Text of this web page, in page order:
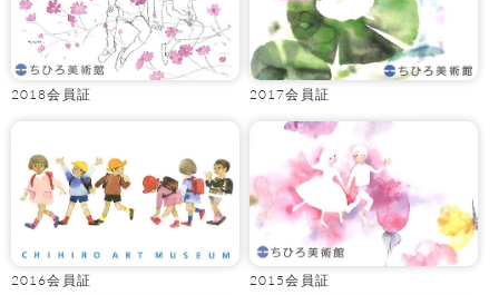
2018会員証 2017会員証
2016会員証 2015会員証